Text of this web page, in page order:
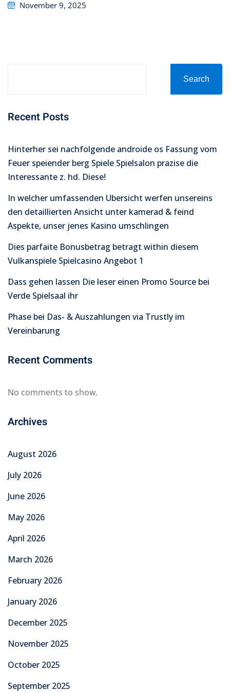
Posted
November 9, 2025
Search
Recent Posts
Hinterher sei nachfolgende androide os Fassung vom
Feuer speiender berg Spiele Spielsalon prazise die
Interessante z. hd. Diese!
In welcher umfassenden Ubersicht werfen unsereins
den detaillierten Ansicht unter kamerad & feind
Aspekte, unser jenes Kasino umschlingen
Dies parfaite Bonusbetrag betragt within diesem
Vulkanspiele Spielcasino Angebot 1
Dass gehen lassen Die leser einen Promo Source bei
Verde Spielsaal ihr
Phase bei Das- & Auszahlungen via Trustly im
Vereinbarung
Recent Comments
No comments to show.
Archives
August 2026
July 2026
June 2026
May 2026
April 2026
March 2026
February 2026
January 2026
December 2025
November 2025
October 2025
September 2025